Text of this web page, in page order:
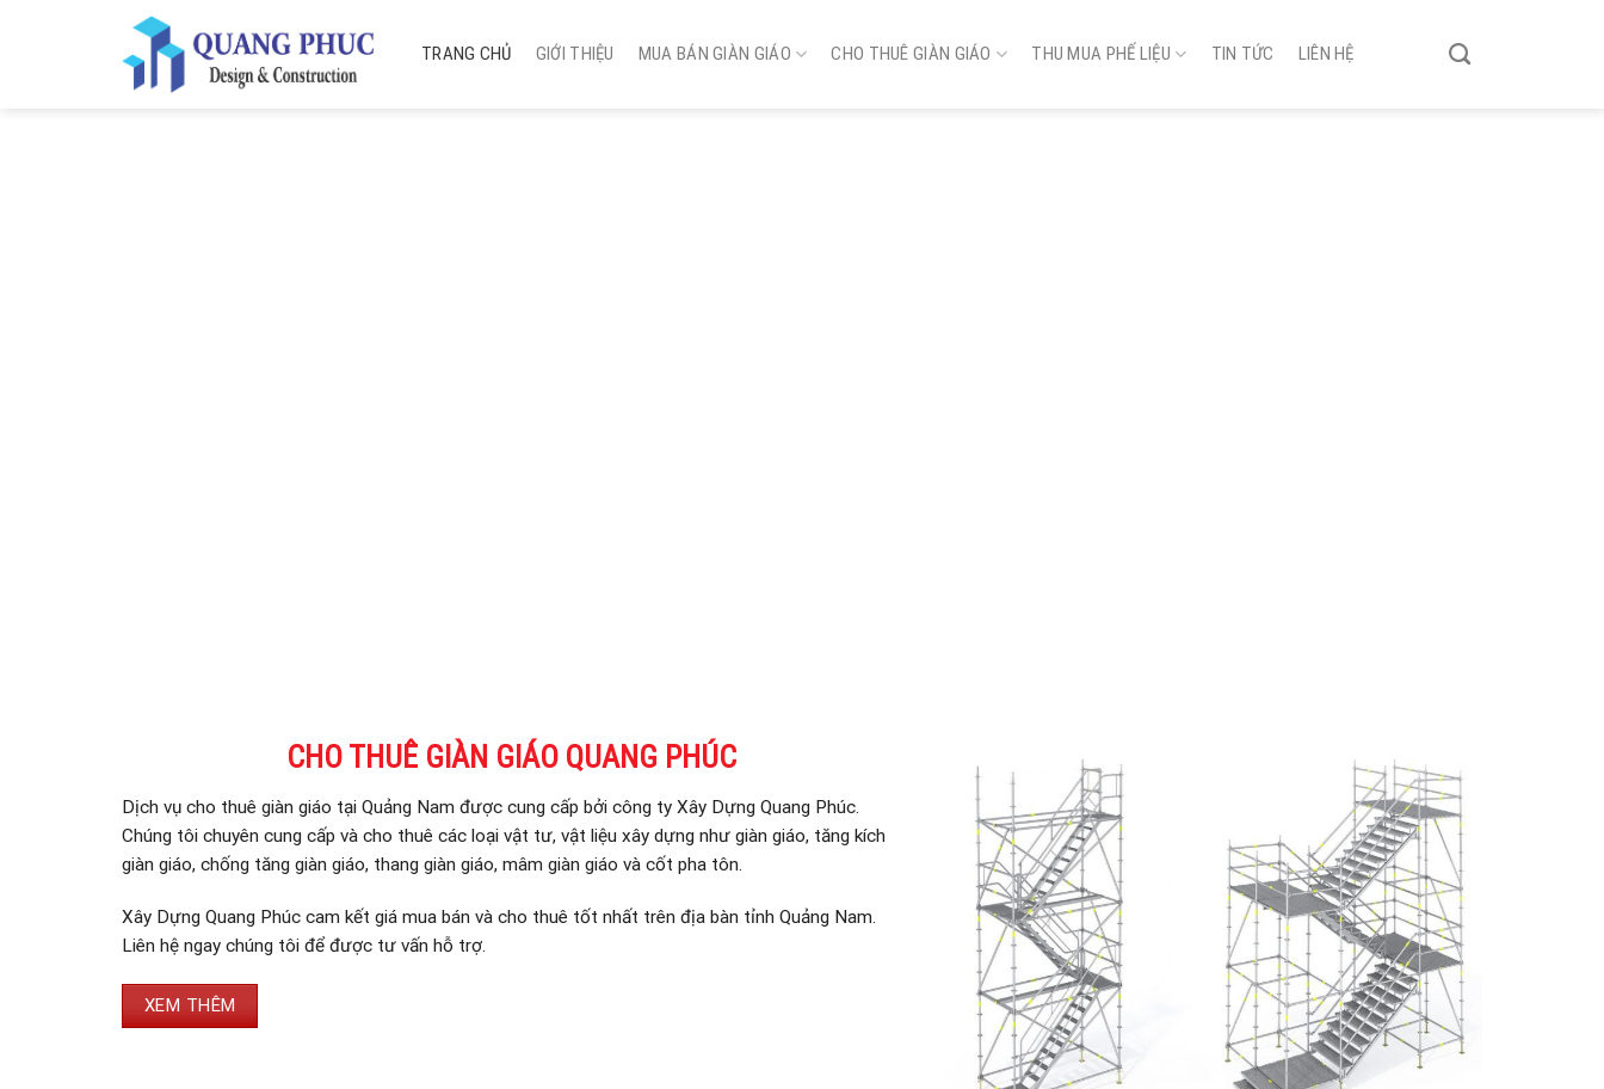
TRANG CHỦ GIỚI THIỆU MUA BÁN GIÀN GIÁO CHO THUÊ GIÀN GIÁO THU MUA PHẾ LIỆU TIN TỨC LIÊN HỆ
CHO THUÊ GIÀN GIÁO QUANG PHÚC
Dịch vụ cho thuê giàn giáo tại Quảng Nam được cung cấp bởi công ty Xây Dựng Quang Phúc.
Chúng tôi chuyên cung cấp và cho thuê các loại vật tư, vật liệu xây dựng như giàn giáo, tăng kích
giàn giáo, chống tăng giàn giáo, thang giàn giáo, mâm giàn giáo và cốt pha tôn.
Xây Dựng Quang Phúc cam kết giá mua bán và cho thuê tốt nhất trên địa bàn tỉnh Quảng Nam.
Liên hệ ngay chúng tôi để được tư vấn hỗ trợ.
XEM THÊM